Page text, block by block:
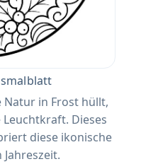
Natur in Frost hüllt,
Dieses
diese ikonische